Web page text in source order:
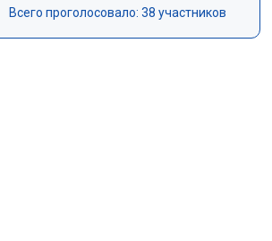
Всего проголосовало: 38 участников